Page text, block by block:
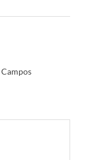
Campos